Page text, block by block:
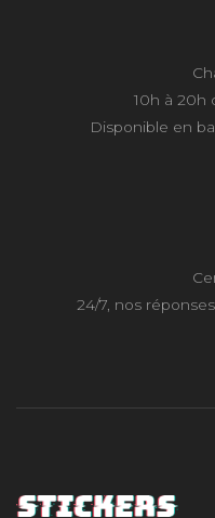
10h à 20h
Disponible en
24/7, nos